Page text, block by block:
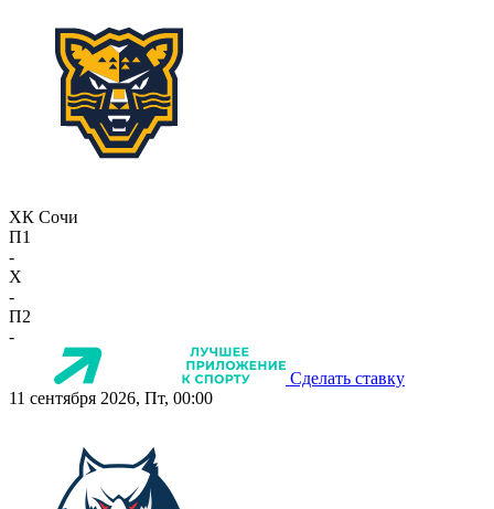
ХК Сочи
П1
-
X
-
П2
-
Сделать ставку
11 сентября 2026, Пт, 00:00